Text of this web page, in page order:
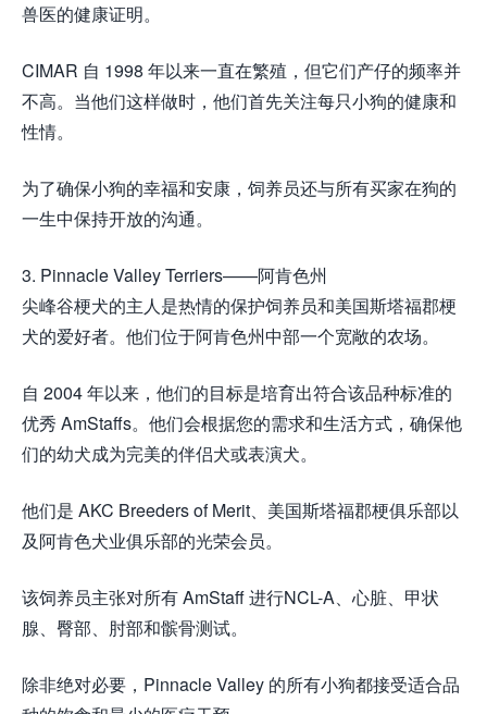
兽医的健康证明。
CIMAR 自 1998 年以来一直在繁殖，但它们产仔的频率并
不高。当他们这样做时，他们首先关注每只小狗的健康和
性情。
为了确保小狗的幸福和安康，饲养员还与所有买家在狗的
一生中保持开放的沟通。
3. Pinnacle Valley Terriers——阿肯色州
尖峰谷梗犬的主人是热情的保护饲养员和美国斯塔福郡梗
犬的爱好者。他们位于阿肯色州中部一个宽敞的农场。
自 2004 年以来，他们的目标是培育出符合该品种标准的
优秀 AmStaffs。他们会根据您的需求和生活方式，确保他
们的幼犬成为完美的伴侣犬或表演犬。
他们是 AKC Breeders of Merit、美国斯塔福郡梗俱乐部以
及阿肯色犬业俱乐部的光荣会员。
该饲养员主张对所有 AmStaff 进行NCL-A、心脏、甲状
腺、臀部、肘部和髌骨测试。
除非绝对必要，Pinnacle Valley 的所有小狗都接受适合品